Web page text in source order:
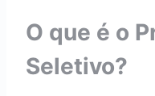
O que é o
Seletivo?